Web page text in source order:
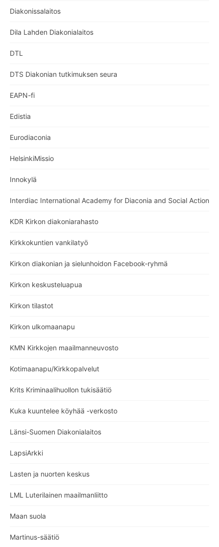
Diakonissalaitos
Dila Lahden Diakonialaitos
DTL
DTS Diakonian tutkimuksen seura
EAPN-fi
Edistia
Eurodiaconia
HelsinkiMissio
Innokylä
Interdiac International Academy for Diaconia and Social Action
KDR Kirkon diakoniarahasto
Kirkkokuntien vankilatyö
Kirkon diakonian ja sielunhoidon Facebook-ryhmä
Kirkon keskusteluapua
Kirkon tilastot
Kirkon ulkomaanapu
KMN Kirkkojen maailmanneuvosto
Kotimaanapu/Kirkkopalvelut
Krits Kriminaalihuollon tukisäätiö
Kuka kuuntelee köyhää -verkosto
Länsi-Suomen Diakonialaitos
LapsiArkki
Lasten ja nuorten keskus
LML Luterilainen maailmanliitto
Maan suola
Martinus-säätiö